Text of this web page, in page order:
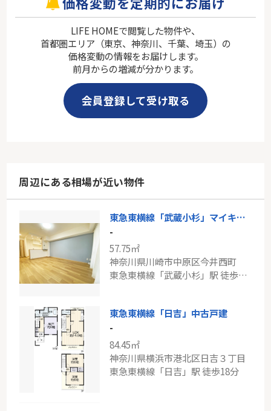
LIFE HOMEで閲覧した物件や、
首都圏エリア（東京、神奈川、千葉、埼玉）の
価格変動の情報をお届けします。
前月からの増減が分かります。
会員登録して受け取る
周辺にある相場が近い物件
東急東横線「武蔵小杉」マイキャッスル武蔵小杉
-
57.75㎡
神奈川県川崎市中原区今井西町
東急東横線「武蔵小杉」駅 徒歩14分
東急東横線「日吉」中古戸建
-
84.45㎡
神奈川県横浜市港北区日吉３丁目
東急東横線「日吉」駅 徒歩18分